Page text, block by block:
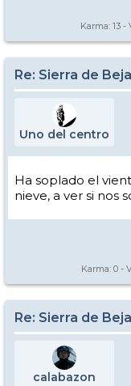
Karma: 13 -
Re: Sierra de
Uno del centro
Ha soplado el
nieve, a ver si nos
Karma: 0 -
Re: Sierra de
calabazon